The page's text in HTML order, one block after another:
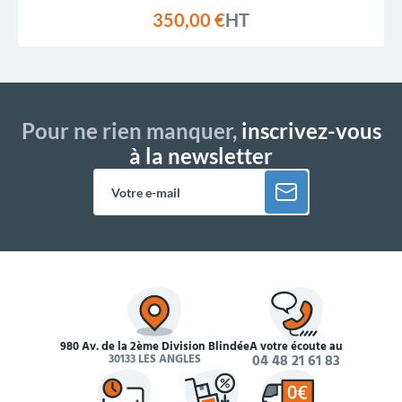
350,00 €HT
Pour ne rien manquer,inscrivez-vous
à la newsletter
980 Av. de la 2ème Division Blindée
30133 LES ANGLES
À votre écoute au
04 48 21 61 83